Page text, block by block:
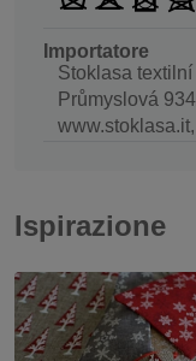
Importatore
Stoklasa
Průmyslová
Ispirazione